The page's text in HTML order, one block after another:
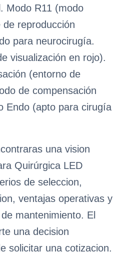
Modo R11 (modo
reproducción
para neurocirugía.
visualización en rojo).
(entorno de
de compensación
Endo (apto para cirugía
una vision
Quirúrgica LED
de seleccion,
ventajas operativas y
mantenimiento. El
una decision
solicitar una cotizacion.